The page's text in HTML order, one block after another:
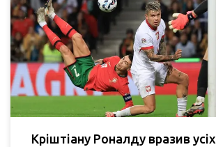
Кріштіану Роналду вразив усіх